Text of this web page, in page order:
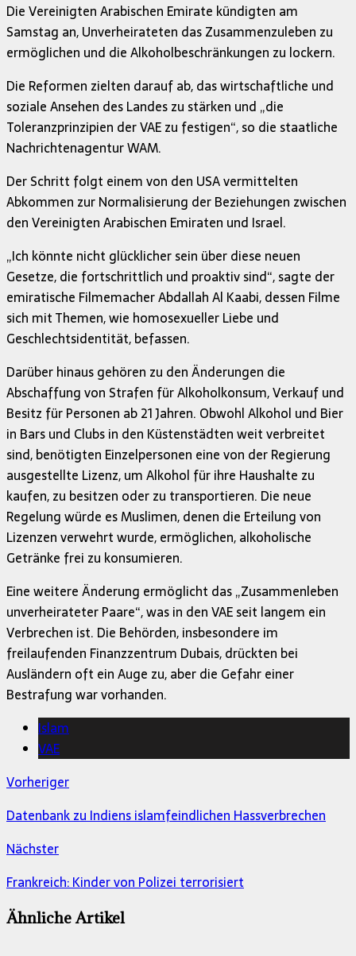
Die Vereinigten Arabischen Emirate kündigten am
Samstag an, Unverheirateten das Zusammenzuleben zu
ermöglichen und die Alkoholbeschränkungen zu lockern.
Die Reformen zielten darauf ab, das wirtschaftliche und
soziale Ansehen des Landes zu stärken und „die
Toleranzprinzipien der VAE zu festigen“, so die staatliche
Nachrichtenagentur WAM.
Der Schritt folgt einem von den USA vermittelten
Abkommen zur Normalisierung der Beziehungen zwischen
den Vereinigten Arabischen Emiraten und Israel.
„Ich könnte nicht glücklicher sein über diese neuen
Gesetze, die fortschrittlich und proaktiv sind“, sagte der
emiratische Filmemacher Abdallah Al Kaabi, dessen Filme
sich mit Themen, wie homosexueller Liebe und
Geschlechtsidentität, befassen.
Darüber hinaus gehören zu den Änderungen die
Abschaffung von Strafen für Alkoholkonsum, Verkauf und
Besitz für Personen ab 21 Jahren. Obwohl Alkohol und Bier
in Bars und Clubs in den Küstenstädten weit verbreitet
sind, benötigten Einzelpersonen eine von der Regierung
ausgestellte Lizenz, um Alkohol für ihre Haushalte zu
kaufen, zu besitzen oder zu transportieren. Die neue
Regelung würde es Muslimen, denen die Erteilung von
Lizenzen verwehrt wurde, ermöglichen, alkoholische
Getränke frei zu konsumieren.
Eine weitere Änderung ermöglicht das „Zusammenleben
unverheirateter Paare“, was in den VAE seit langem ein
Verbrechen ist. Die Behörden, insbesondere im
freilaufenden Finanzzentrum Dubais, drückten bei
Ausländern oft ein Auge zu, aber die Gefahr einer
Bestrafung war vorhanden.
Islam
VAE
Vorheriger
Datenbank zu Indiens islamfeindlichen Hassverbrechen
Nächster
Frankreich: Kinder von Polizei terrorisiert
Ähnliche Artikel